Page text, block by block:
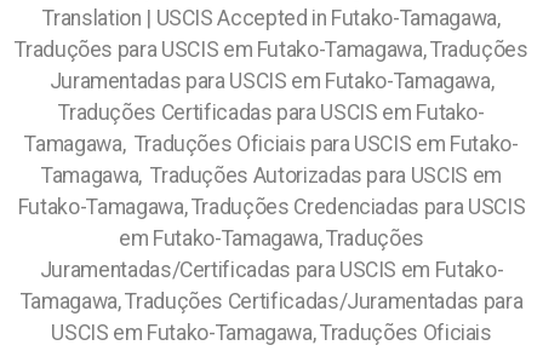
Translation | USCIS Accepted in Futako-Tamagawa,
Traduções para USCIS em Futako-Tamagawa, Traduções
Juramentadas para USCIS em Futako-Tamagawa,
Traduções Certificadas para USCIS em Futako-
Tamagawa, Traduções Oficiais para USCIS em Futako-
Tamagawa, Traduções Autorizadas para USCIS em
Futako-Tamagawa, Traduções Credenciadas para USCIS
em Futako-Tamagawa, Traduções
Juramentadas/Certificadas para USCIS em Futako-
Tamagawa, Traduções Certificadas/Juramentadas para
USCIS em Futako-Tamagawa, Traduções Oficiais